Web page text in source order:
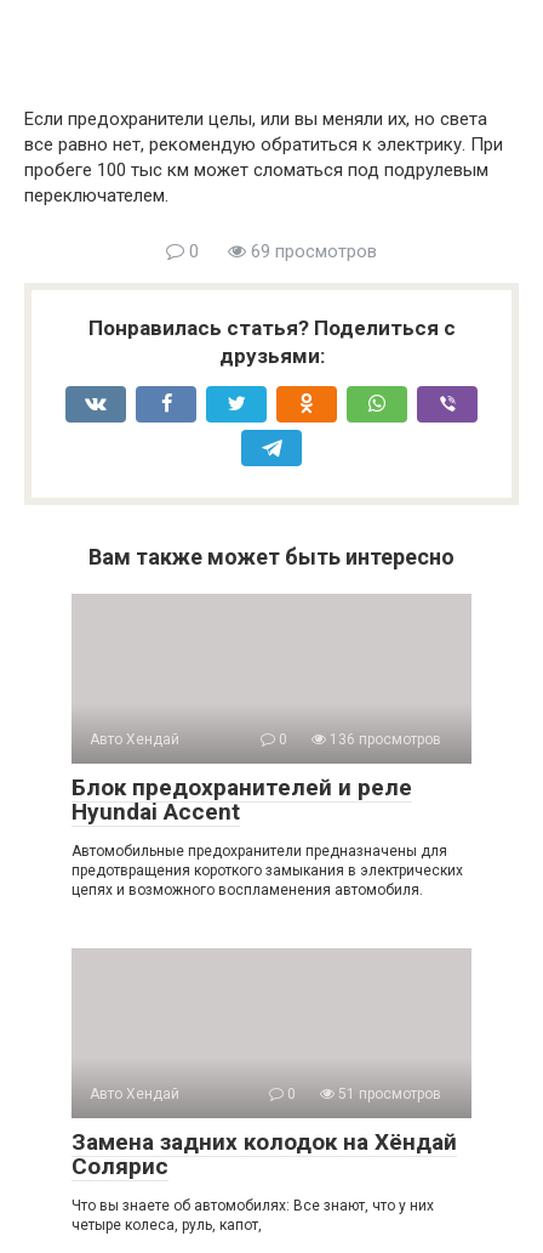
Если предохранители целы, или вы меняли их, но света
все равно нет, рекомендую обратиться к электрику. При
пробеге 100 тыс км может сломаться под подрулевым
переключателем.
0 69 просмотров
Понравилась статья? Поделиться с
друзьями:
Вам также может быть интересно
Авто Хендай 0 136 просмотров
Блок предохранителей и реле
Hyundai Accent
Автомобильные предохранители предназначены для
предотвращения короткого замыкания в электрических
цепях и возможного воспламенения автомобиля.
Авто Хендай 0 51 просмотров
Замена задних колодок на Хёндай
Солярис
Что вы знаете об автомобилях: Все знают, что у них
четыре колеса, руль, капот,